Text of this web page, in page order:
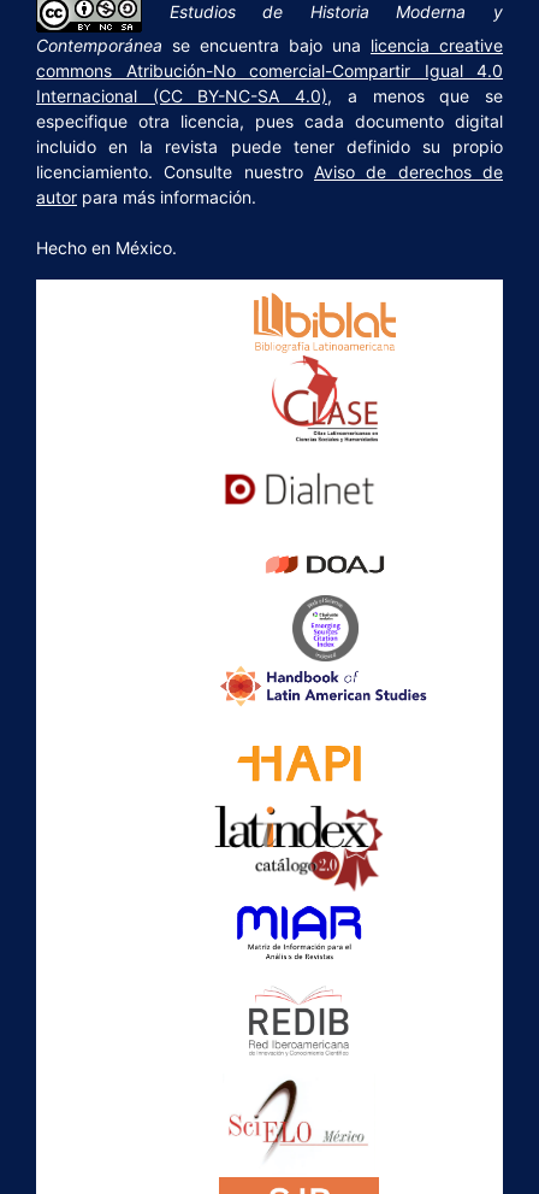
Estudios de Historia Moderna y
Contemporánea se encuentra bajo una licencia creative
commons Atribución-No comercial-Compartir Igual 4.0
Internacional (CC BY-NC-SA 4.0), a menos que se
especifique otra licencia, pues cada documento digital
incluido en la revista puede tener definido su propio
licenciamiento. Consulte nuestro Aviso de derechos de
autor para más información.
Hecho en México.